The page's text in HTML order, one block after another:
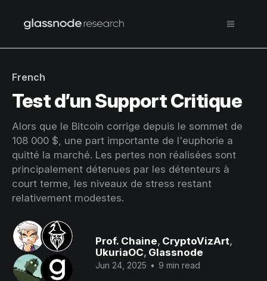
French
Test d’un Support Critique
Alors que le Bitcoin corrige depuis le sommet de
108 000 $, une part importante de l'euphorie a
quitté la marché. Les pertes non réalisées sont
principalement détenues par les détenteurs à
court terme, les niveaux de stress restant
relativement modestes.
Prof. Chaine, CryptoVizArt,
UkuriaOC, Glassnode
Jun 24, 2025 • 9 min read